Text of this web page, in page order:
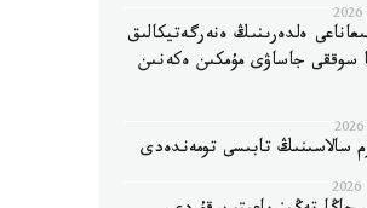
ەلدەرىنىڭ ەنەرگەتيكالىق
سوققى جاساۋى مۇمكىن ەكەنىن
سالاسىنىڭ تابىسى تومەندەدى